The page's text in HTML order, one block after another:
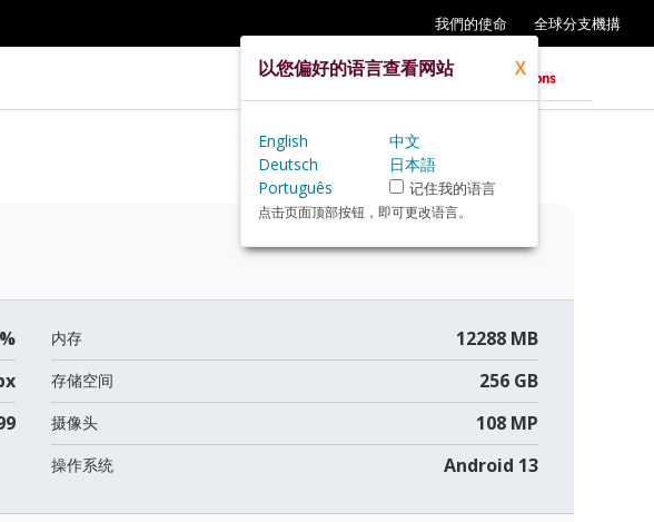
我們的使命 全球分支機搆
内存 12288 MB
存储空间 256 GB
摄像头 108 MP
操作系统 Android 13
以您偏好的语言查看网站 X
English
中文
Deutsch
日本語
Português
记住我的语言
点击页面顶部按钮，即可更改语言。